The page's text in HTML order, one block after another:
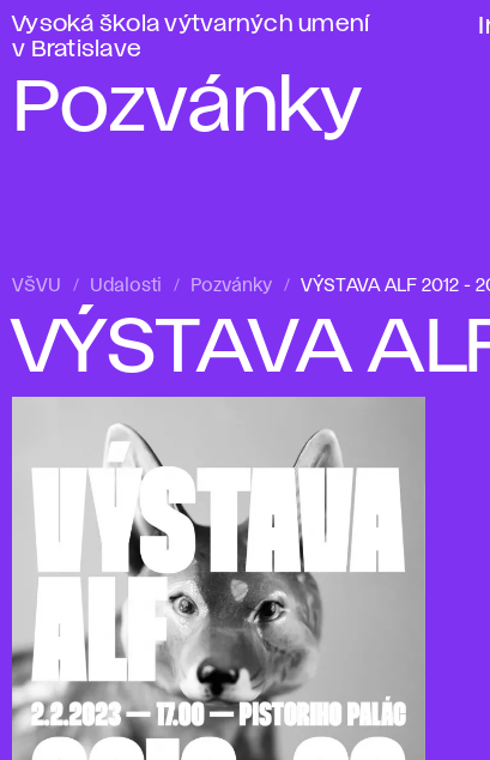
Vysoká škola výtvarných umení
v Bratislave
Pozvánky
VŠVU Udalosti Pozvánky VÝSTAVA ALF 2012 -
VÝSTAVA